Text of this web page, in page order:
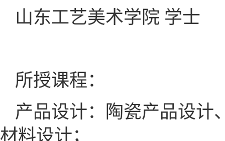
山东工艺美术学院 学士
所授课程：
产品设计：陶瓷产品设计
材料设计；